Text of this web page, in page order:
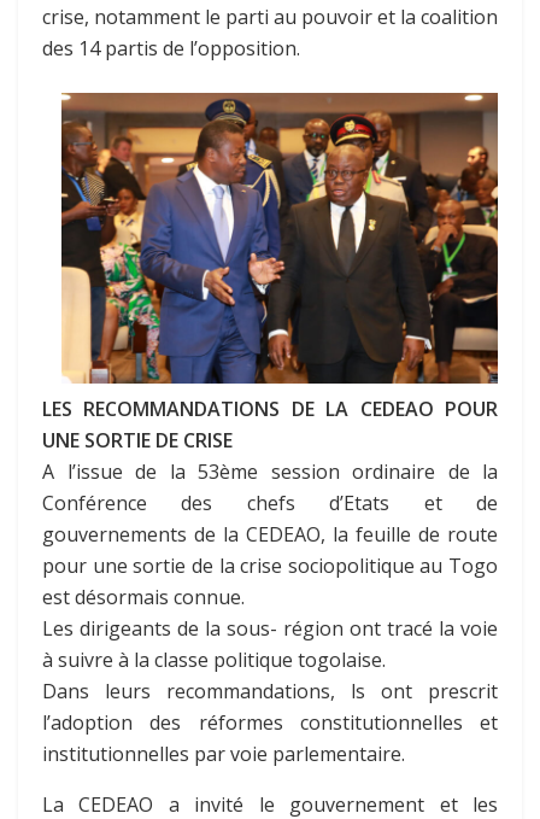
crise, notamment le parti au pouvoir et la coalition
des 14 partis de l’opposition.
LES RECOMMANDATIONS DE LA CEDEAO POUR
UNE SORTIE DE CRISE
A l’issue de la 53ème session ordinaire de la
Conférence des chefs d’Etats et de
gouvernements de la CEDEAO, la feuille de route
pour une sortie de la crise sociopolitique au Togo
est désormais connue.
Les dirigeants de la sous- région ont tracé la voie
à suivre à la classe politique togolaise.
Dans leurs recommandations, ls ont prescrit
l’adoption des réformes constitutionnelles et
institutionnelles par voie parlementaire.
La CEDEAO a invité le gouvernement et les